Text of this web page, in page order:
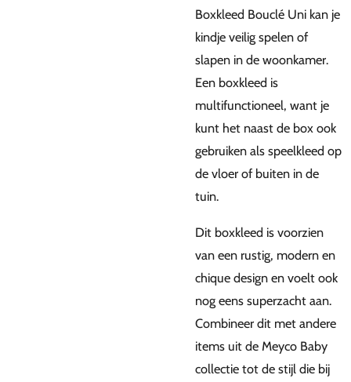
Boxkleed Bouclé Uni kan je
kindje veilig spelen of
slapen in de woonkamer.
Een boxkleed is
multifunctioneel, want je
kunt het naast de box ook
gebruiken als speelkleed op
de vloer of buiten in de
tuin.
Dit boxkleed is voorzien
van een rustig, modern en
chique design en voelt ook
nog eens superzacht aan.
Combineer dit met andere
items uit de Meyco Baby
collectie tot de stijl die bij